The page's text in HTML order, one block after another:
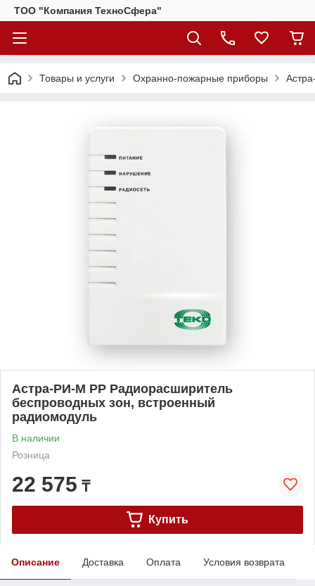
ТОО "Компания ТехноСфера"
Товары и услуги Охранно-пожарные приборы
Астра-РИ-М РР Радиорасширитель
беспроводных зон, встроенный
радиомодуль
В наличии
Розница
22 575 ₸
Купить
Описание Доставка Оплата Условия возврата